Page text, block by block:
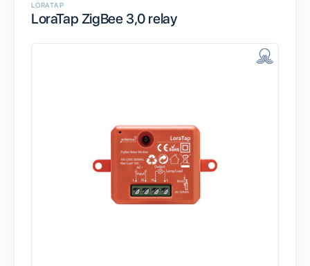
LORATAP
LoraTap ZigBee 3,0 relay